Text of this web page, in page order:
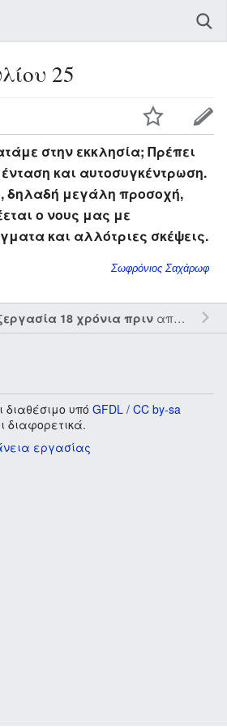
25
στην εκκλησία; Πρέπει
και αυτοσυγκέντρωση.
δηλαδή μεγάλη προσοχή,
ο νους μας με
και αλλότριες σκέψεις.
Σωφρόνιος Σαχάρωφ
18 χρόνια πριναπό τον την
διαθέσιμο υπό GFDL / CC by-sa
διαφορετικά.
εργασίας